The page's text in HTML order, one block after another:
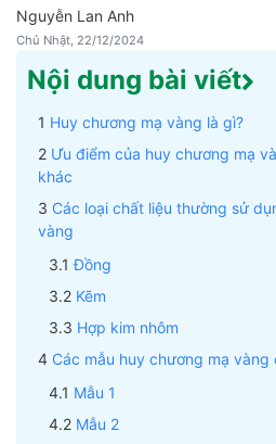
Nguyễn Lan Anh
Chủ Nhật, 22/12/2024
Nội dung bài viết
Huy chương mạ vàng là gì?
Ưu điểm của huy chương mạ
khác
Các loại chất liệu thường sử
vàng
Đồng
Kẽm
Hợp kim nhôm
Các mẫu huy chương mạ vàng
Mẫu 1
Mẫu 2